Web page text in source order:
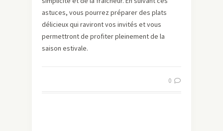
astuces, vous pourrez préparer des plats
délicieux qui raviront vos invités et vous
permettront de profiter pleinement de la
saison estivale.
0